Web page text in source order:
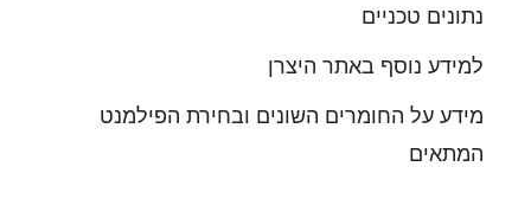
נתונים טכניים
למידע נוסף באתר היצרן
מידע על החומרים השונים ובחירת הפילמנט
המתאים